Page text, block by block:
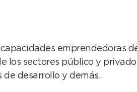
emprendedoras
sectores público y
de desarrollo y demás.